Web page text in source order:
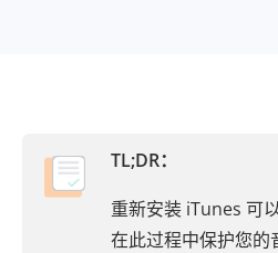
TL;DR：
重新安装 iTunes 可
在此过程中保护您的